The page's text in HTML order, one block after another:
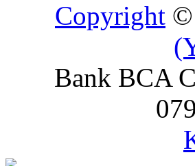
Copyright ©
Bank BCA